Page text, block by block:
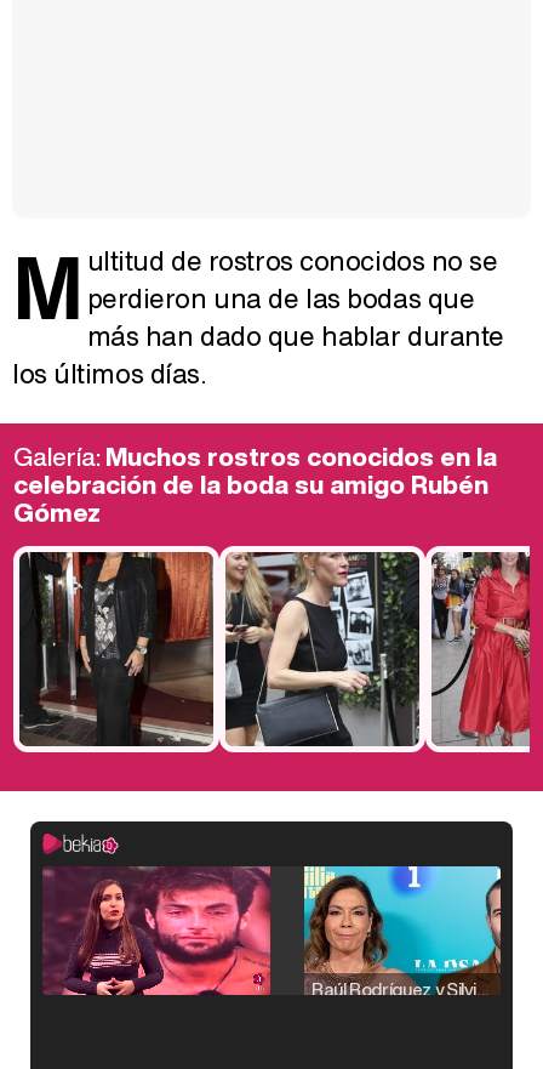
M ultitud de rostros conocidos no se
perdieron una de las bodas que
más han dado que hablar durante
los últimos días.
Galería:Muchos rostros conocidos en la
celebración de la boda su amigo Rubén
Gómez
Raúl Rodríguez y Silvia Taulés nos cuentan su papel en 'La familia de la tele'